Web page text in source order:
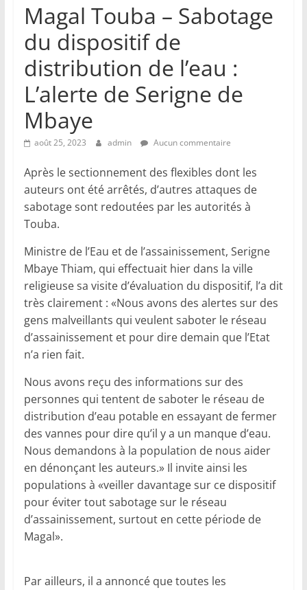
Magal Touba – Sabotage
du dispositif de
distribution de l’eau :
L’alerte de Serigne de
Mbaye
août 25, 2023 admin Aucun commentaire
Après le sectionnement des flexibles dont les
auteurs ont été arrêtés, d’autres attaques de
sabotage sont redoutées par les autorités à
Touba.
Ministre de l’Eau et de l’assainissement, Serigne
Mbaye Thiam, qui effectuait hier dans la ville
religieuse sa visite d’évaluation du dispositif, l’a dit
très clairement : «Nous avons des alertes sur des
gens malveillants qui veulent saboter le réseau
d’assainissement et pour dire demain que l’Etat
n’a rien fait.
Nous avons reçu des informations sur des
personnes qui tentent de saboter le réseau de
distribution d’eau potable en essayant de fermer
des vannes pour dire qu’il y a un manque d’eau.
Nous demandons à la population de nous aider
en dénonçant les auteurs.» Il invite ainsi les
populations à «veiller davantage sur ce dispositif
pour éviter tout sabotage sur le réseau
d’assainissement, surtout en cette période de
Magal».
Par ailleurs, il a annoncé que toutes les